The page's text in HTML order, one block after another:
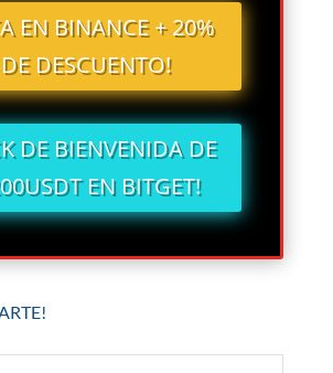
EN BINANCE + 20%
DE DESCUENTO!
DE BIENVENIDA DE
EN BITGET!